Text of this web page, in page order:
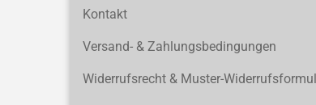
Kontakt
Versand- & Zahlungsbedingungen
Widerrufsrecht & Muster-